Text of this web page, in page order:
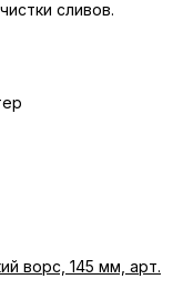
сливов.
ворс, 145 мм, арт.